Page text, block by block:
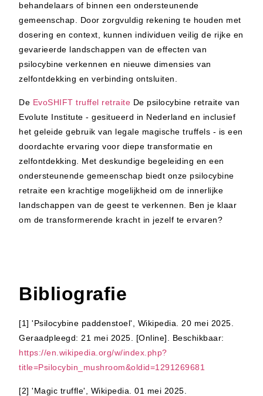
behandelaars of binnen een ondersteunende
gemeenschap. Door zorgvuldig rekening te houden met
dosering en context, kunnen individuen veilig de rijke en
gevarieerde landschappen van de effecten van
psilocybine verkennen en nieuwe dimensies van
zelfontdekking en verbinding ontsluiten.
De EvoSHIFT truffel retraite De psilocybine retraite van
Evolute Institute - gesitueerd in Nederland en inclusief
het geleide gebruik van legale magische truffels - is een
doordachte ervaring voor diepe transformatie en
zelfontdekking. Met deskundige begeleiding en een
ondersteunende gemeenschap biedt onze psilocybine
retraite een krachtige mogelijkheid om de innerlijke
landschappen van de geest te verkennen. Ben je klaar
om de transformerende kracht in jezelf te ervaren?
Bibliografie
[1] 'Psilocybine paddenstoel', Wikipedia. 20 mei 2025.
Geraadpleegd: 21 mei 2025. [Online]. Beschikbaar:
https://en.wikipedia.org/w/index.php?
title=Psilocybin_mushroom&oldid=1291269681
[2] 'Magic truffle', Wikipedia. 01 mei 2025.